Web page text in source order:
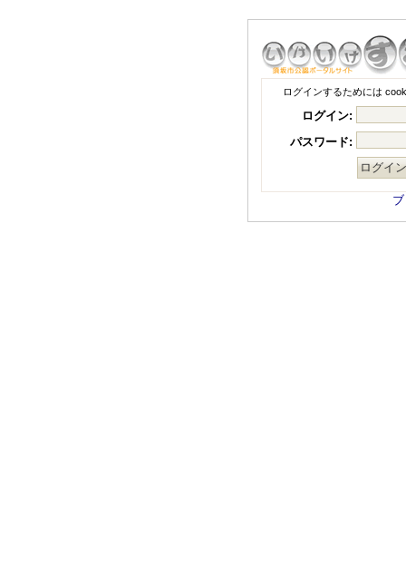
ログインするためには
ログイン:
パスワード: